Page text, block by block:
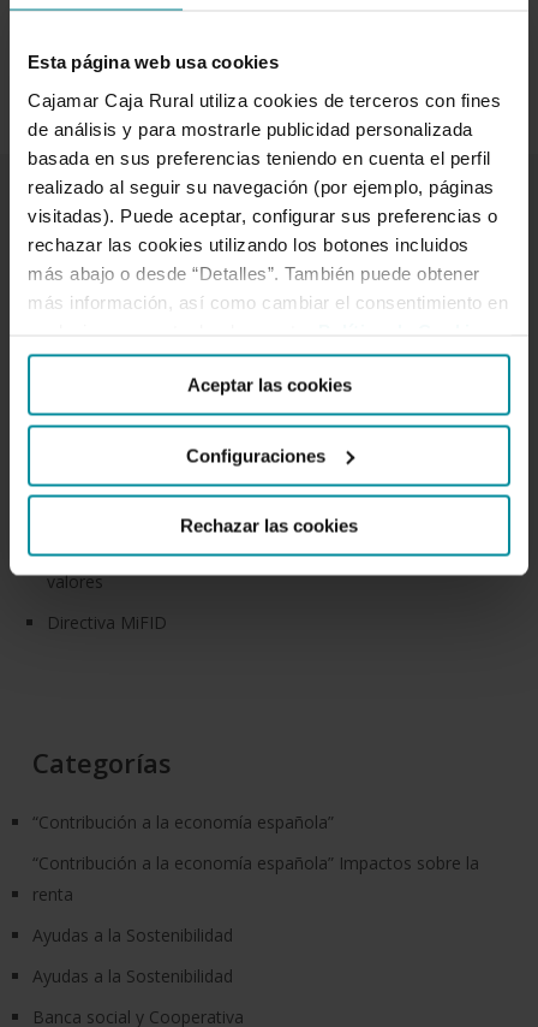
Esta página web usa cookies
Cajamar Caja Rural utiliza cookies de terceros con fines
de análisis y para mostrarle publicidad personalizada
basada en sus preferencias teniendo en cuenta el perfil
realizado al seguir su navegación (por ejemplo, páginas
visitadas). Puede aceptar, configurar sus preferencias o
rechazar las cookies utilizando los botones incluidos
más abajo o desde “Detalles”. También puede obtener
más información, así como cambiar el consentimiento en
Aceptar las cookies
Configuraciones
Rechazar las cookies
Leer más
Enlaces de interés
Gobierno corporativo
Código de conducta
Política anticorrupción
Reglamento interno de conducta en el Mercado de
valores
Directiva MiFID
Categorías
“Contribución a la economía española”
“Contribución a la economía española” Impactos sobre la
renta
Ayudas a la Sostenibilidad
Ayudas a la Sostenibilidad
Banca social y Cooperativa